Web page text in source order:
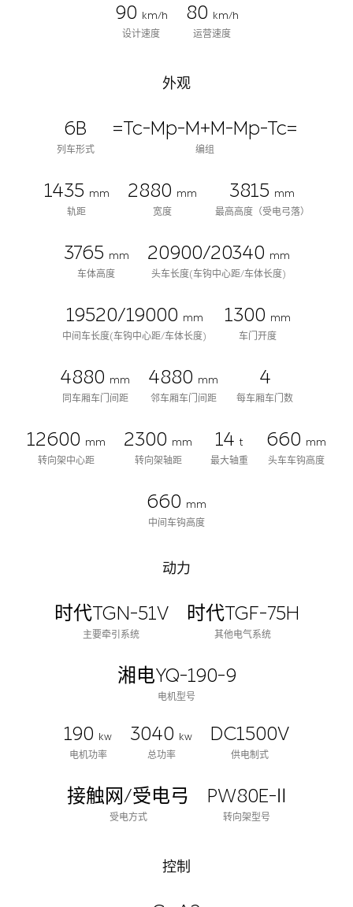
90
km/h
设计速度
80
km/h
运营速度
外观
6B
列车形式
=Tc-Mp-M+M-Mp-Tc=
编组
1435 mm
轨距
2880 mm
宽度
3815 mm
最高高度（受电弓落）
3765 mm
车体高度
20900/20340 mm
头车长度(车钩中心距/车体长度)
19520/19000 mm
中间车长度(车钩中心距/车体长度)
1300 mm
车门开度
4880 mm
同车厢车门间距
4880 mm
邻车厢车门间距
4
每车厢车门数
12600 mm
转向架中心距
2300 mm
转向架轴距
14 t
最大轴重
660 mm
头车车钩高度
660 mm
中间车钩高度
动力
时代TGN-51V
主要牵引系统
时代TGF-75H
其他电气系统
湘电YQ-190-9
电机型号
190
kw
电机功率
3040
kw
总功率
DC1500V
供电制式
接触网/受电弓
受电方式
PW80E-Ⅱ
转向架型号
控制